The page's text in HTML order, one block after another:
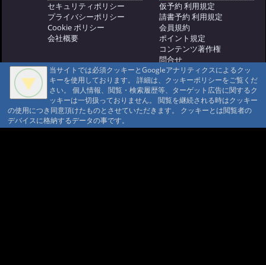
セキュリティポリシー
プライバシーポリシー
Cookie ポリシー
会社概要
仮予約 利用規定
請書予約 利用規定
会員規約
ポイント規定
コンテンツ著作権
問合せ
マウンテントラッド株式会社
〒386-1211 長野県上田市下之郷692
0268371176
© 1999-2026 MountAin TRAD ® Inc. https://www.mountaintrad.co.jp
当サイトでは必須クッキーとGoogleアナリティクスによるクッ
キーを使用しております。 詳細は、クッキーポリシーをご覧くだ
さい。 個人情報、閲覧・検索履歴等、ターゲット広告に関するク
ッキーは一切扱っておりません。 閲覧を継続される時はクッキー
の使用につき同意頂けたものとさせていただきます。 クッキーとは閲覧者の
デバイスに格納するデータの事です。